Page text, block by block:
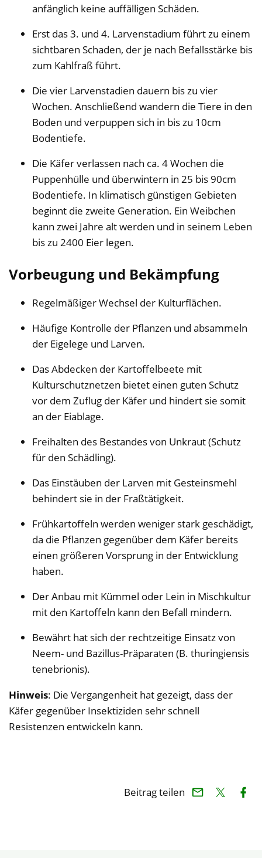
anfänglich keine auffälligen Schäden.
Erst das 3. und 4. Larvenstadium führt zu einem
sichtbaren Schaden, der je nach Befallsstärke bis
zum Kahlfraß führt.
Die vier Larvenstadien dauern bis zu vier
Wochen. Anschließend wandern die Tiere in den
Boden und verpuppen sich in bis zu 10cm
Bodentiefe.
Die Käfer verlassen nach ca. 4 Wochen die
Puppenhülle und überwintern in 25 bis 90cm
Bodentiefe. In klimatisch günstigen Gebieten
beginnt die zweite Generation. Ein Weibchen
kann zwei Jahre alt werden und in seinem Leben
bis zu 2400 Eier legen.
Vorbeugung und Bekämpfung
Regelmäßiger Wechsel der Kulturflächen.
Häufige Kontrolle der Pflanzen und absammeln
der Eigelege und Larven.
Das Abdecken der Kartoffelbeete mit
Kulturschutznetzen bietet einen guten Schutz
vor dem Zuflug der Käfer und hindert sie somit
an der Eiablage.
Freihalten des Bestandes von Unkraut (Schutz
für den Schädling).
Das Einstäuben der Larven mit Gesteinsmehl
behindert sie in der Fraßtätigkeit.
Frühkartoffeln werden weniger stark geschädigt,
da die Pflanzen gegenüber dem Käfer bereits
einen größeren Vorsprung in der Entwicklung
haben.
Der Anbau mit Kümmel oder Lein in Mischkultur
mit den Kartoffeln kann den Befall mindern.
Bewährt hat sich der rechtzeitige Einsatz von
Neem- und Bazillus-Präparaten (B. thuringiensis
tenebrionis).
Hinweis: Die Vergangenheit hat gezeigt, dass der
Käfer gegenüber Insektiziden sehr schnell
Resistenzen entwickeln kann.
Beitrag teilen